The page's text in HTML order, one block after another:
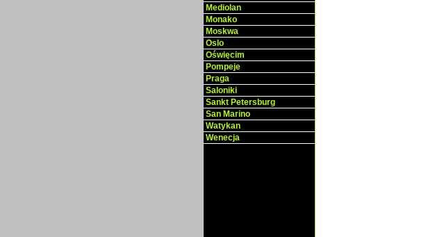
Mediolan
Monako
Moskwa
Oslo
Oświęcim
Pompeje
Praga
Saloniki
Sankt Petersburg
San Marino
Watykan
Wenecja